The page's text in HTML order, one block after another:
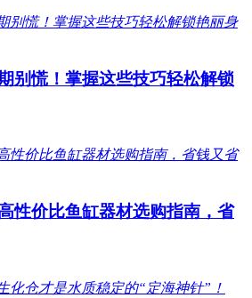
别慌！掌握这些技巧轻松解锁
性价比鱼缸器材选购指南，省